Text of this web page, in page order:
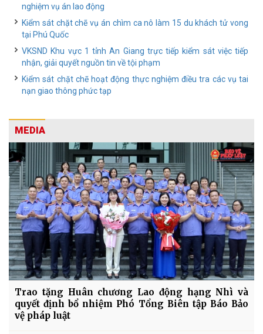
nghiệm vụ án lao động
Kiểm sát chặt chẽ vụ án chìm ca nô làm 15 du khách tử vong
tại Phú Quốc
VKSND Khu vực 1 tỉnh An Giang trực tiếp kiểm sát việc tiếp
nhận, giải quyết nguồn tin về tội phạm
Kiểm sát chặt chẽ hoạt động thực nghiệm điều tra các vụ tai
nạn giao thông phức tạp
MEDIA
Trao tặng Huân chương Lao động hạng Nhì và
quyết định bổ nhiệm Phó Tổng Biên tập Báo Bảo
vệ pháp luật